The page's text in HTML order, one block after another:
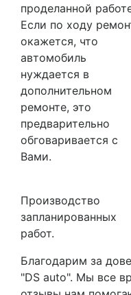
проделанной
Если по ходу
окажется, что
автомобиль
нуждается в
дополнительном
ремонте, это
предварительно
обговаривается с
Вами.
Производство
запланированных
работ.
Благодарим за
"DS auto". Мы все